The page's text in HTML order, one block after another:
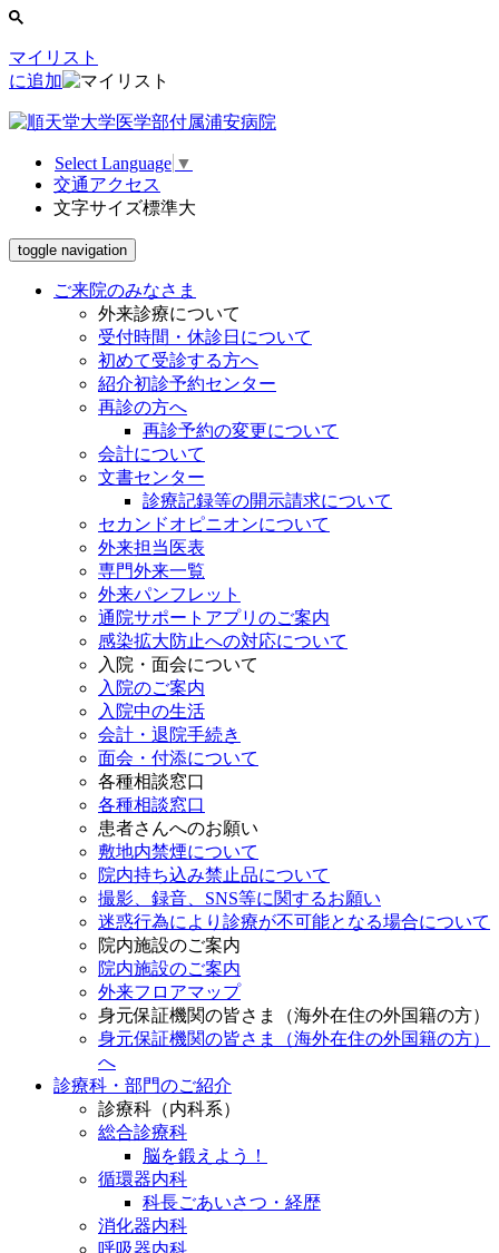
マイリスト
に追加
Select Language ▼
交通アクセス
文字サイズ標準大
toggle navigation
ご来院のみなさま
外来診療について
受付時間・休診日について
初めて受診する方へ
紹介初診予約センター
再診の方へ
再診予約の変更について
会計について
文書センター
診療記録等の開示請求について
セカンドオピニオンについて
外来担当医表
専門外来一覧
外来パンフレット
通院サポートアプリのご案内
感染拡大防止への対応について
入院・面会について
入院のご案内
入院中の生活
会計・退院手続き
面会・付添について
各種相談窓口
各種相談窓口
患者さんへのお願い
敷地内禁煙について
院内持ち込み禁止品について
撮影、録音、SNS等に関するお願い
迷惑行為により診療が不可能となる場合について
院内施設のご案内
院内施設のご案内
外来フロアマップ
身元保証機関の皆さま（海外在住の外国籍の方）
身元保証機関の皆さま（海外在住の外国籍の方）
へ
診療科・部門のご紹介
診療科（内科系）
総合診療科
脳を鍛えよう！
循環器内科
科長ごあいさつ・経歴
消化器内科